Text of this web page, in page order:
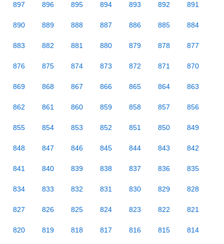
897 896 895 894 893 892 891
890 889 888 887 886 885 884
883 882 881 880 879 878 877
876 875 874 873 872 871 870
869 868 867 866 865 864 863
862 861 860 859 858 857 856
855 854 853 852 851 850 849
848 847 846 845 844 843 842
841 840 839 838 837 836 835
834 833 832 831 830 829 828
827 826 825 824 823 822 821
820 819 818 817 816 815 814